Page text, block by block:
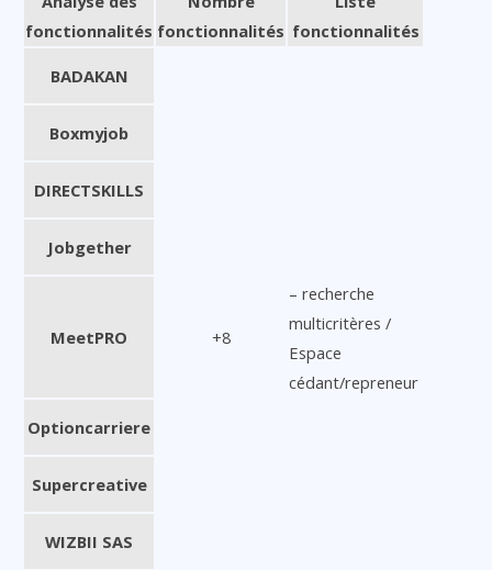
fonctionnalités fonctionnalités fonctionnalités
BADAKAN
Boxmyjob
DIRECTSKILLS
Jobgether
MeetPRO +8
– recherche
multicritères /
Espace
cédant/repreneur
Optioncarriere
Supercreative
WIZBII SAS